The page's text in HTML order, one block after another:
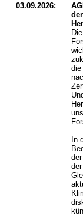
03.09.2026:
In